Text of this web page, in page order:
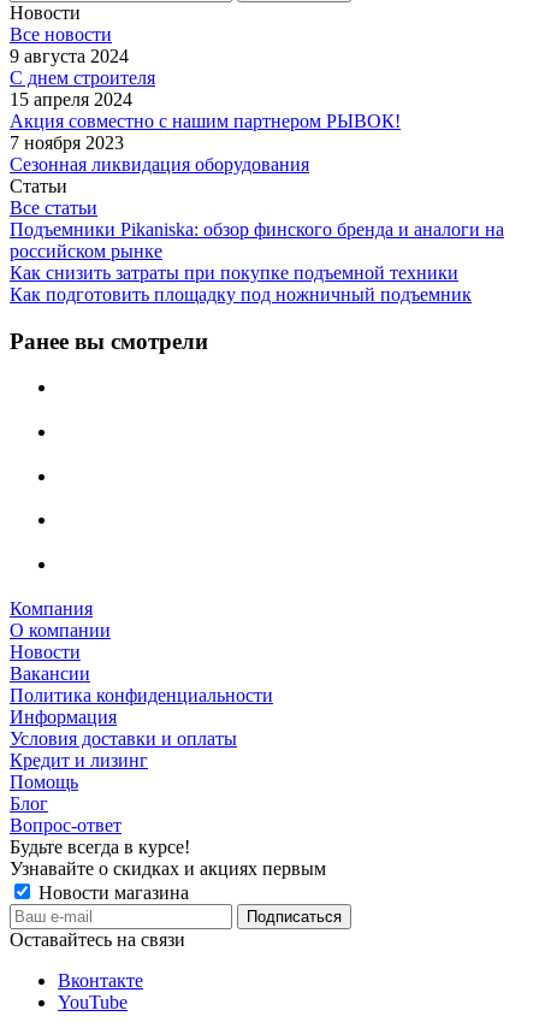
Новости
Все новости
9 августа 2024
С днем строителя
15 апреля 2024
Акция совместно с нашим партнером РЫВОК!
7 ноября 2023
Сезонная ликвидация оборудования
Статьи
Все статьи
Подъемники Pikaniska: обзор финского бренда и аналоги на
российском рынке
Как снизить затраты при покупке подъемной техники
Как подготовить площадку под ножничный подъемник
Ранее вы смотрели
Компания
О компании
Новости
Вакансии
Политика конфиденциальности
Информация
Условия доставки и оплаты
Кредит и лизинг
Помощь
Блог
Вопрос-ответ
Будьте всегда в курсе!
Узнавайте о скидках и акциях первым
Новости магазина
Оставайтесь на связи
Вконтакте
YouTube